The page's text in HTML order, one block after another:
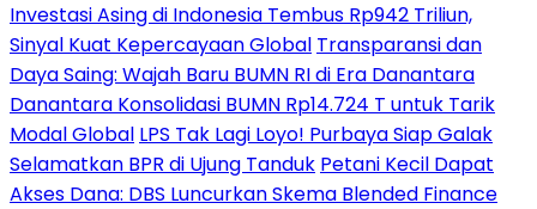
Investasi Asing di Indonesia Tembus Rp942 Triliun,
Sinyal Kuat Kepercayaan Global Transparansi dan
Daya Saing: Wajah Baru BUMN RI di Era Danantara
Danantara Konsolidasi BUMN Rp14.724 T untuk Tarik
Modal Global LPS Tak Lagi Loyo! Purbaya Siap Galak
Selamatkan BPR di Ujung Tanduk Petani Kecil Dapat
Akses Dana: DBS Luncurkan Skema Blended Finance